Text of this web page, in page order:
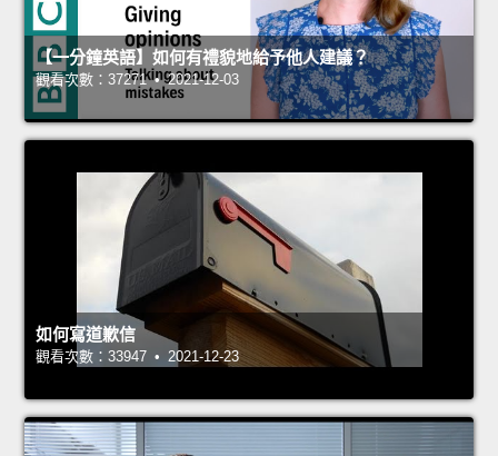
【一分鐘英語】如何有禮貌地給予他人建議？
觀看次數：37271 • 2021-12-03
如何寫道歉信
觀看次數：33947 • 2021-12-23